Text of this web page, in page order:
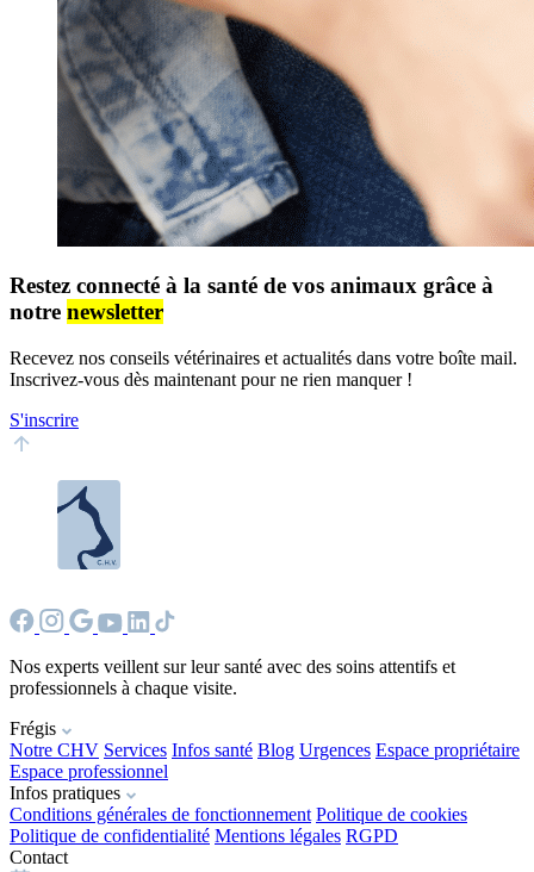
Restez connecté à la santé de vos animaux grâce à
notre newsletter
Recevez nos conseils vétérinaires et actualités dans votre boîte mail.
Inscrivez-vous dès maintenant pour ne rien manquer !
S'inscrire
Nos experts veillent sur leur santé avec des soins attentifs et
professionnels à chaque visite.
Frégis
Notre CHV Services Infos santé Blog Urgences Espace propriétaire
Espace professionnel
Infos pratiques
Conditions générales de fonctionnement Politique de cookies
Politique de confidentialité Mentions légales RGPD
Contact